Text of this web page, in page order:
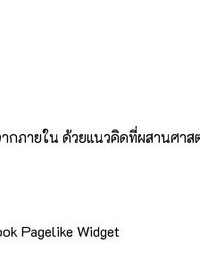
ภายใน ด้วยแนวคิดที่ผสานศา